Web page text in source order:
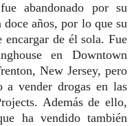
abandonado por su
doce años, por lo que su
de él sola. Fue
en Downtown
New Jersey, pero
a vender drogas en las
Además de ello,
ha vendido también